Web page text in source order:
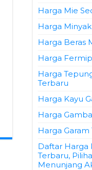
Harga Mie
Harga
Harga Beras
Harga
Harga
Terbaru
Harga Kayu
Harga
Harga Garam
Daftar Harga
Terbaru,
Menunjang